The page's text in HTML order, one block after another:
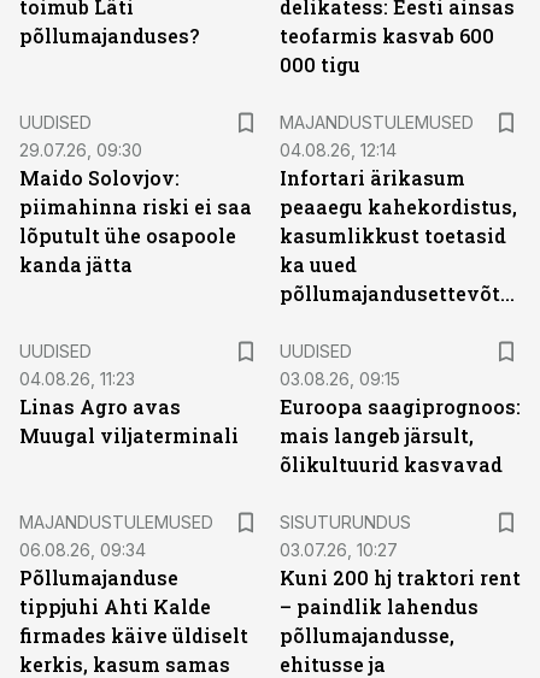
toimub Läti
põllumajanduses?
delikatess: Eesti ainsas
teofarmis kasvab 600
000 tigu
UUDISED
29.07.26, 09:30
Maido Solovjov:
piimahinna riski ei saa
lõputult ühe osapoole
kanda jätta
MAJANDUSTULEMUSED
04.08.26, 12:14
Infortari ärikasum
peaaegu kahekordistus,
kasumlikkust toetasid
ka uued
põllumajandusettevõtted
UUDISED
04.08.26, 11:23
Linas Agro avas
Muugal viljaterminali
UUDISED
03.08.26, 09:15
Euroopa saagiprognoos:
mais langeb järsult,
õlikultuurid kasvavad
MAJANDUSTULEMUSED
06.08.26, 09:34
Põllumajanduse
tippjuhi Ahti Kalde
firmades käive üldiselt
kerkis, kasum samas
SISUTURUNDUS
03.07.26, 10:27
Kuni 200 hj traktori rent
– paindlik lahendus
põllumajandusse,
ehitusse ja